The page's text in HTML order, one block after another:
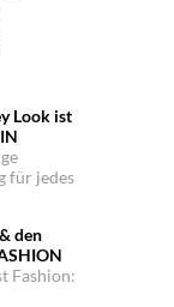
Look ist
für jedes
den
Fashion: